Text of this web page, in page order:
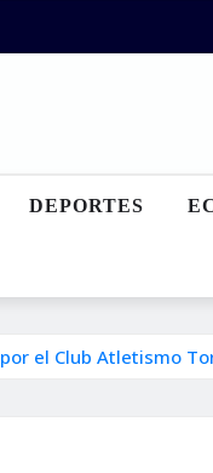
DEPORTES
el Club Atletismo